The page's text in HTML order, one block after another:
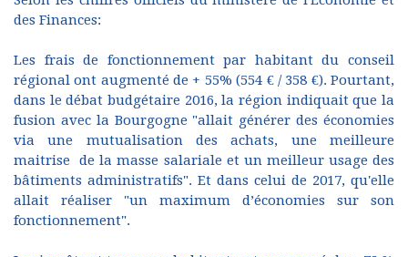
des Finances:
Les frais de fonctionnement par habitant du conseil
régional ont augmenté de + 55% (554 € / 358 €). Pourtant,
dans le débat budgétaire 2016, la région indiquait que la
fusion avec la Bourgogne "allait générer des économies
via une mutualisation des achats, une meilleure
maitrise de la masse salariale et un meilleur usage des
bâtiments administratifs". Et dans celui de 2017, qu'elle
allait réaliser "un maximum d’économies sur son
fonctionnement".